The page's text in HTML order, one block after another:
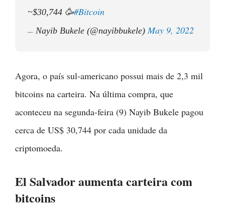
~$30,744 🥳#Bitcoin
— Nayib Bukele (@nayibbukele)May 9, 2022
Agora, o país sul-americano possui mais de 2,3 mil
bitcoins na carteira. Na última compra, que
aconteceu na segunda-feira (9) Nayib Bukele pagou
cerca de US$ 30,744 por cada unidade da
criptomoeda.
El Salvador aumenta carteira com
bitcoins